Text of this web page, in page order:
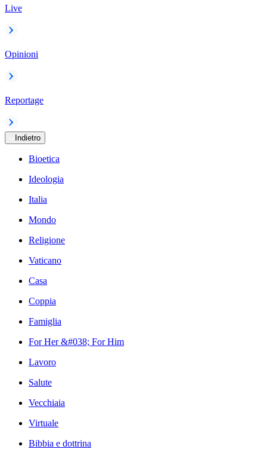
Live
Opinioni
Reportage
Indietro
Bioetica
Ideologia
Italia
Mondo
Religione
Vaticano
Casa
Coppia
Famiglia
For Her &#038; For Him
Lavoro
Salute
Vecchiaia
Virtuale
Bibbia e dottrina